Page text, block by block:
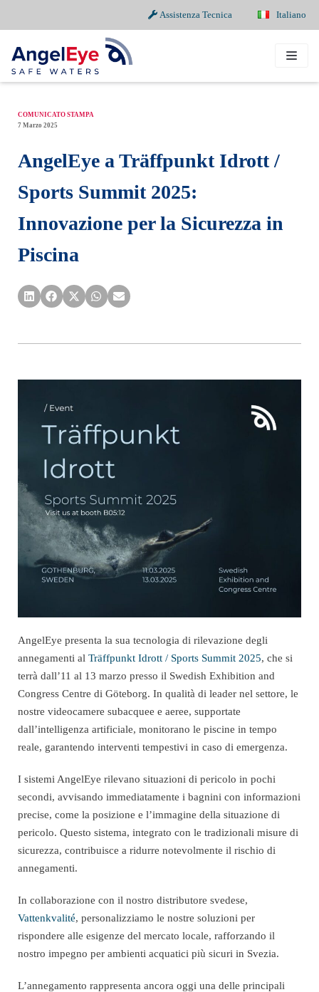
Assistenza Tecnica Italiano
al
contenuto
COMUNICATO STAMPA
7 Marzo 2025
AngelEye a Träffpunkt Idrott /
Sports Summit 2025:
Innovazione per la Sicurezza in
Piscina
AngelEye presenta la sua tecnologia di rilevazione degli
annegamenti al Träffpunkt Idrott / Sports Summit 2025, che si
terrà dall’11 al 13 marzo presso il Swedish Exhibition and
Congress Centre di Göteborg. In qualità di leader nel settore, le
nostre videocamere subacquee e aeree, supportate
dall’intelligenza artificiale, monitorano le piscine in tempo
reale, garantendo interventi tempestivi in caso di emergenza.
I sistemi AngelEye rilevano situazioni di pericolo in pochi
secondi, avvisando immediatamente i bagnini con informazioni
precise, come la posizione e l’immagine della situazione di
pericolo. Questo sistema, integrato con le tradizionali misure di
sicurezza, contribuisce a ridurre notevolmente il rischio di
annegamenti.
In collaborazione con il nostro distributore svedese,
Vattenkvalité, personalizziamo le nostre soluzioni per
rispondere alle esigenze del mercato locale, rafforzando il
nostro impegno per ambienti acquatici più sicuri in Svezia.
L’annegamento rappresenta ancora oggi una delle principali